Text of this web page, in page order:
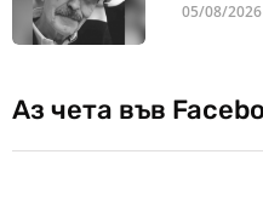
05/08/2026
Аз чета във